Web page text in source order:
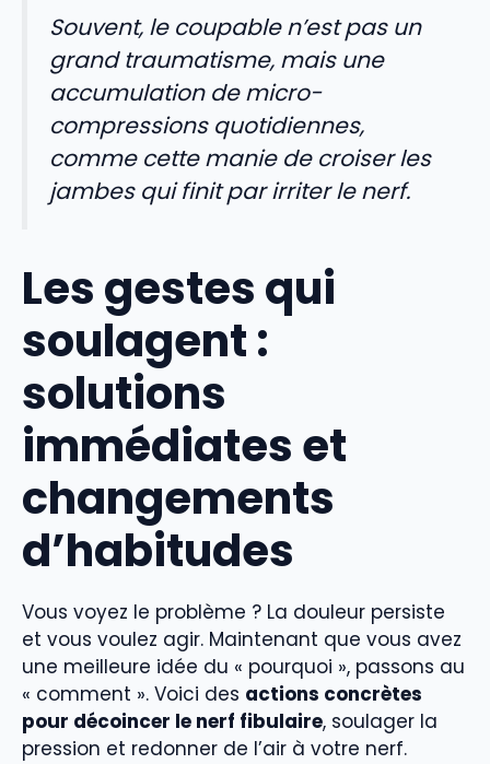
Souvent, le coupable n’est pas un
grand traumatisme, mais une
accumulation de micro-
compressions quotidiennes,
comme cette manie de croiser les
jambes qui finit par irriter le nerf.
Les gestes qui
soulagent :
solutions
immédiates et
changements
d’habitudes
Vous voyez le problème ? La douleur persiste
et vous voulez agir. Maintenant que vous avez
une meilleure idée du « pourquoi », passons au
« comment ». Voici des actions concrètes
pour décoincer le nerf fibulaire, soulager la
pression et redonner de l’air à votre nerf.